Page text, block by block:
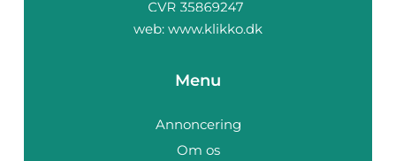
web: www.klikko.dk
Menu
Annoncering
Om os